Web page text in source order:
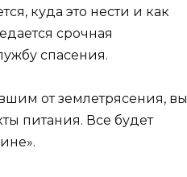
куда это нести и как
срочная
спасения.
от землетрясения, вы
питания. Все будет